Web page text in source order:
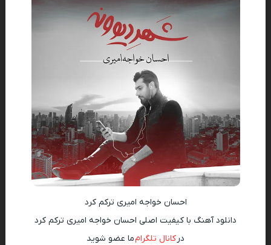
احسان خواجه امیری ترکم کرد
دانلود آهنگ با کیفیت اصلی احسان خواجه امیری ترکم کرد
درکانال تلگرامما عضو شوید